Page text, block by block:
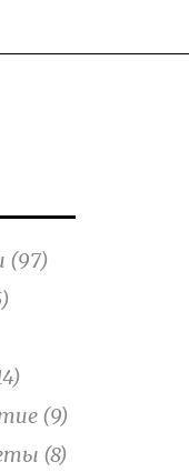
(97)
(9)
(8)